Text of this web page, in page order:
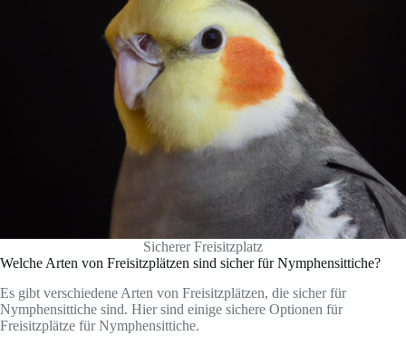
Sicherer Freisitzplatz
Welche Arten von Freisitzplätzen sind sicher für Nymphensittiche?
Es gibt verschiedene Arten von Freisitzplätzen, die sicher für
Nymphensittiche sind. Hier sind einige sichere Optionen für
Freisitzplätze für Nymphensittiche.